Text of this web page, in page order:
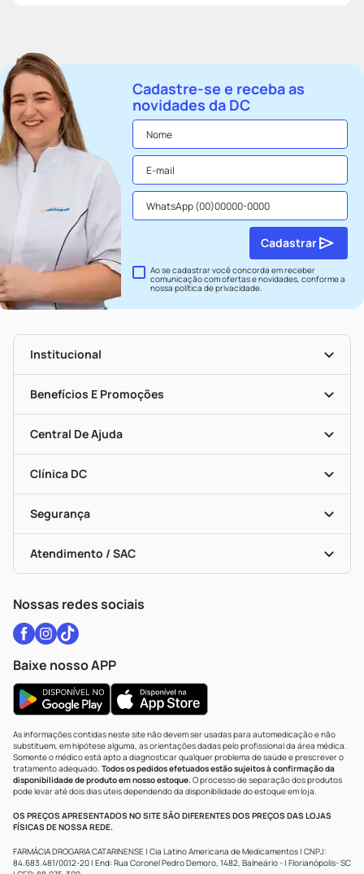
Cadastre-se e receba as
novidades da DC
Ao se cadastrar você concorda em receber
comunicação com ofertas e novidades, conforme a
nossapolítica de privacidade.
Cadastrar
Institucional
História
Nossas Lojas
Seja Uma Loja Parceira
Mapa De Categorias
Benefícios E Promoções
Clube DC
Convênios
Programa Popular Do Brasil
Encarte De Ofertas
Dermaclub
Cupons E Ofertas
Black Friday
Central De Ajuda
Entrega
Recompra Programada
Alomed
Formas De Pagamento
Troca E Devolução
Bulas De A A Z
Políticas De Marketplace
Clínica DC
Vacinas
Serviços Farmacêuticos
Testes Rápidos
Autoteste Covid-19
Vacinas
Segurança
Certificado De Segurança
Portal Da Privacidade
Atendimento / SAC
WhatsApp (47) 9202-1687
Nossas redes sociais
Baixe nosso APP
As informações contidas neste site não devem ser usadas para automedicação e não
substituem, em hipótese alguma, as orientações dadas pelo profissional da área médica.
Somente o médico está apto a diagnosticar qualquer problema de saúde e prescrever o
tratamento adequado. Todos os pedidos efetuados estão sujeitos à confirmação da
disponibilidade de produto em nosso estoque.O processo de separação dos produtos
pode levar até dois dias úteis dependendo da disponibilidade do estoque em loja.
OS PREÇOS APRESENTADOS NO SITE SÃO DIFERENTES DOS PREÇOS DAS LOJAS
FÍSICAS DE NOSSA REDE.
FARMÁCIA DROGARIA CATARINENSE | Cia Latino Americana de Medicamentos | CNPJ:
84.683.481/0012-20 | End: Rua Coronel Pedro Demoro, 1482, Balneário - | Florianópolis- SC